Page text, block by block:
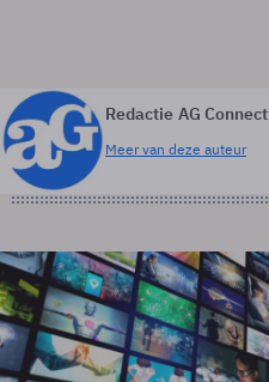
Redactie AG Connect
Meer van deze auteur